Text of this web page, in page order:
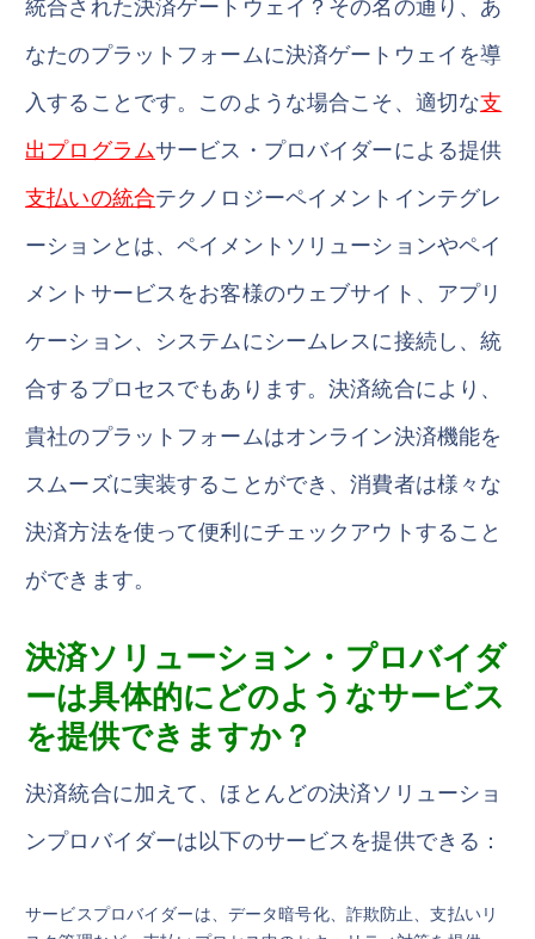
なたのプラットフォームに決済ゲートウェイを導
入することです。このような場合こそ、適切な支
出プログラムサービス・プロバイダーによる提供
支払いの統合テクノロジーペイメントインテグレ
ーションとは、ペイメントソリューションやペイ
メントサービスをお客様のウェブサイト、アプリ
ケーション、システムにシームレスに接続し、統
合するプロセスでもあります。決済統合により、
貴社のプラットフォームはオンライン決済機能を
スムーズに実装することができ、消費者は様々な
決済方法を使って便利にチェックアウトすること
ができます。
決済ソリューション・プロバイダ
ーは具体的にどのようなサービス
を提供できますか？
決済統合に加えて、ほとんどの決済ソリューショ
ンプロバイダーは以下のサービスを提供できる：
サービスプロバイダーは、データ暗号化、詐欺防止、支払いリ